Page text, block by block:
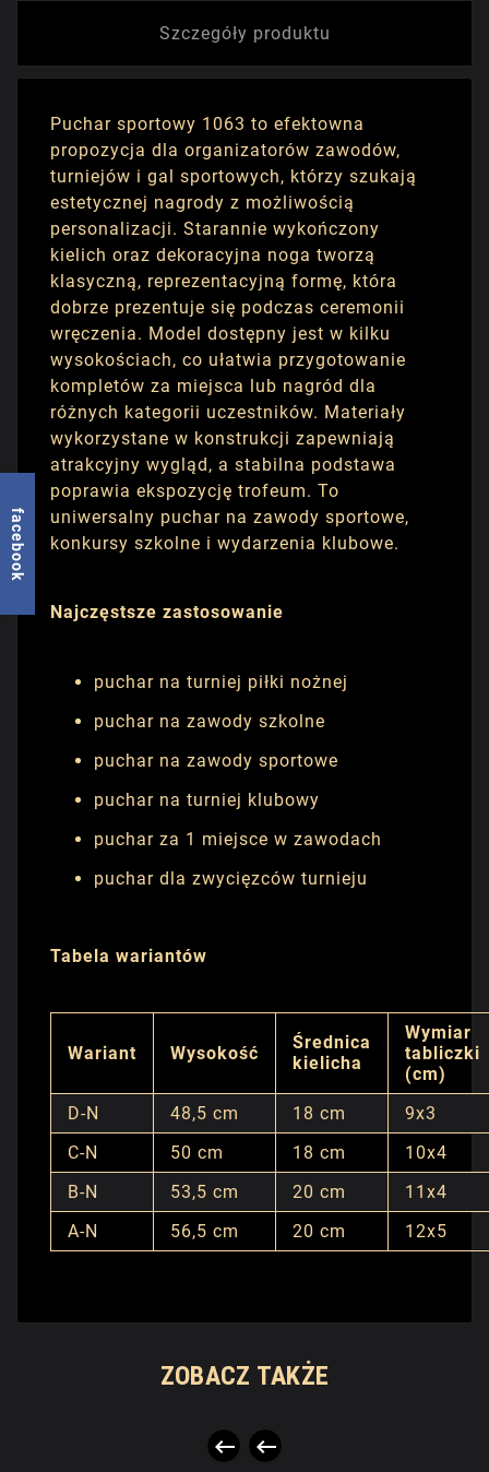
Szczegóły produktu
Puchar sportowy 1063 to efektowna
propozycja dla organizatorów zawodów,
turniejów i gal sportowych, którzy szukają
estetycznej nagrody z możliwością
personalizacji. Starannie wykończony
kielich oraz dekoracyjna noga tworzą
klasyczną, reprezentacyjną formę, która
dobrze prezentuje się podczas ceremonii
wręczenia. Model dostępny jest w kilku
wysokościach, co ułatwia przygotowanie
kompletów za miejsca lub nagród dla
różnych kategorii uczestników. Materiały
wykorzystane w konstrukcji zapewniają
atrakcyjny wygląd, a stabilna podstawa
poprawia ekspozycję trofeum. To
uniwersalny puchar na zawody sportowe,
konkursy szkolne i wydarzenia klubowe.
Najczęstsze zastosowanie
puchar na turniej piłki nożnej
puchar na zawody szkolne
puchar na zawody sportowe
puchar na turniej klubowy
puchar za 1 miejsce w zawodach
puchar dla zwycięzców turnieju
Tabela wariantów
Wariant Wysokość
Średnica
kielicha
Wymiar
tabliczki
(cm)
D-N
48,5 cm 18 cm
9x3
C-N
50 cm 18 cm
10x4
B-N
53,5 cm 20 cm
11x4
A-N
56,5 cm 20 cm 12x5
ZOBACZ TAKŻE
 
facebook